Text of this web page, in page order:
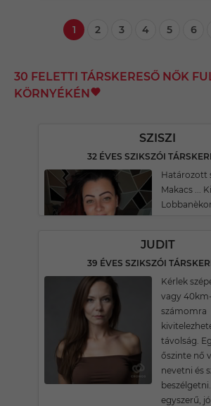
1 2 3 4 5 6
30 FELETTI TÁRSKERESŐ NŐK
KÖRNYÉKÉN
SZISZI
32 ÉVES SZIKSZÓI
Határozott
Makacs ...
JUDIT
39 ÉVES SZIKSZÓI
Kérlek
vagy
számomra
távolság.
őszinte nő
nevetni és
egyszerű,